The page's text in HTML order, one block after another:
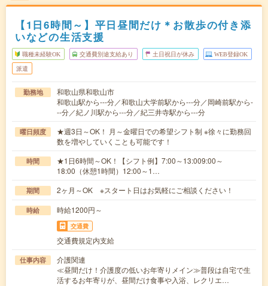
【1日6時間～】平日昼間だけ＊お散歩の付き添
いなどの生活支援
職種未経験OK 交通費別途支給あり 土日祝日が休み WEB登録OK
派遣
勤務地
和歌山県和歌山市
和歌山駅から---分／和歌山大学前駅から---分／岡崎前駅から-
--分／紀ノ川駅から---分／紀三井寺駅から---分
曜日頻度
★週3日～OK！ 月～金曜日での希望シフト制 ※徐々に勤務回
数を増やしていくことも可能です！
時間
★1日6時間～OK！【シフト例】7:00～13:009:00～
18:00（休憩1時間）12:00～1…
期間 2ヶ月～OK ※スタート日はお気軽にご相談ください！
時給 時給1200円～
交通費
交通費規定内支給
仕事内容
介護関連
≪昼間だけ！介護度の低いお年寄りメイン≫普段は自宅で生
活するお年寄りが、昼間だけ食事や入浴、レクリエ…